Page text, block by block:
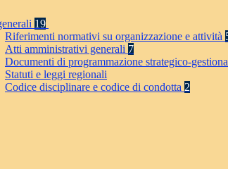
19
Riferimenti normativi su organizzazione e attività
Atti amministrativi generali 7
Documenti di programmazione strategico-
Statuti e leggi regionali
Codice disciplinare e codice di condotta 2